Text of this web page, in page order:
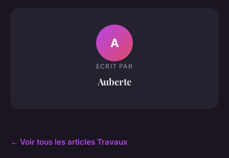
A
ECRIT PAR
Auberte
← Voir tous les articles Travaux